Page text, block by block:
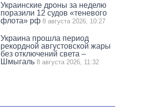
Украинские дроны за неделю
поразили 12 судов «теневого
флота» рф 8 августа 2026, 10:27
Украина прошла период
рекордной августовской жары
без отключений света –
Шмыгаль 8 августа 2026, 11:32